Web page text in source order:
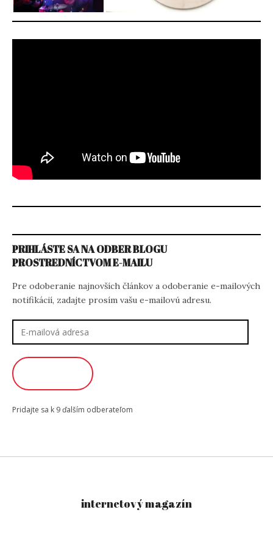
PRIHLÁSTE SA NA ODBER BLOGU
PROSTREDNÍCTVOM E-MAILU
Pre odoberanie najnovších článkov a odoberanie e-mailových
notifikácií, zadajte prosím vašu e-mailovú adresu.
adresa
Pridajte sa k 9 ďalším odberateľom
internetový magazín